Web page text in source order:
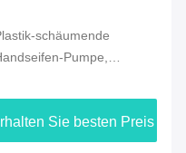
schäumende
Pumpe,
Sie besten Preis